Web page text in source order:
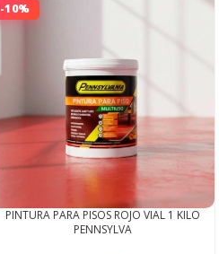
-10%
PINTURA PARA PISOS ROJO VIAL 1 KILO
PENNSYLVA